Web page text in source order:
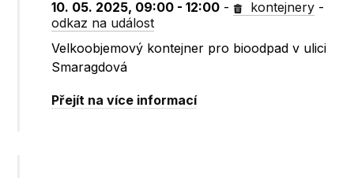
10. 05. 2025, 09:00 - 12:00 - kontejnery -
odkaz na událost
Velkoobjemový kontejner pro bioodpad v ulici
Smaragdová
Přejít na více informací